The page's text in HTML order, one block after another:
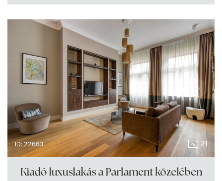
ID: 22663 21
Kiadó luxuslakás a Parlament közelében